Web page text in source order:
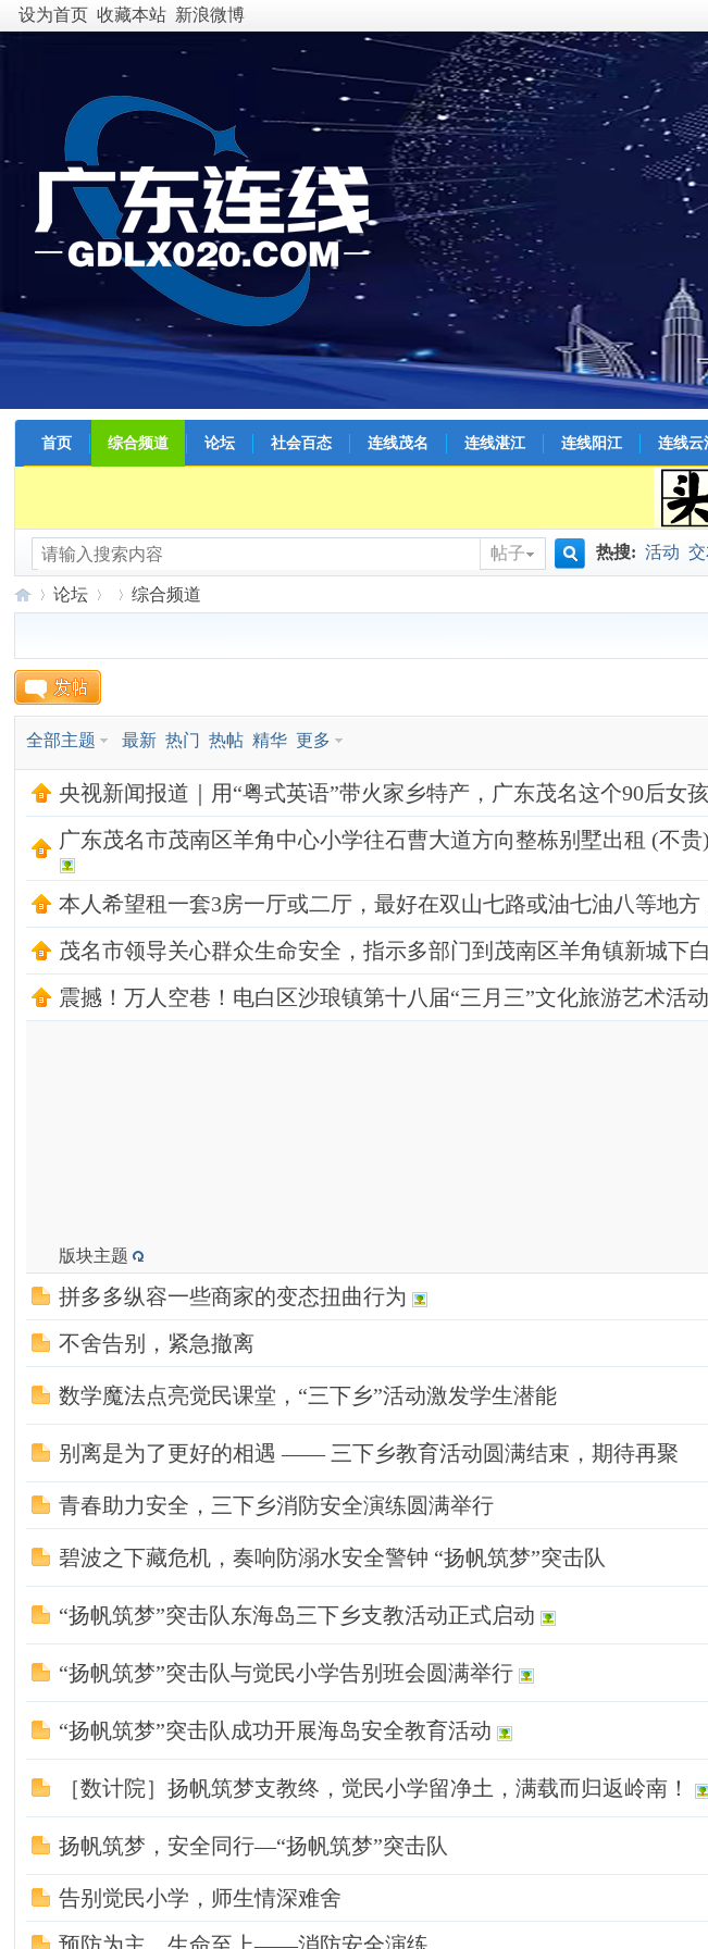
设为首页 收藏本站 新浪微博
首页 综合频道 论坛 社会百态 连线茂名 连线湛江 连线阳江 连线云
帖子
热搜: 活动
广
东
线
论坛
›
综合频道
全部主题 最新 热门 热帖 精华 更多
央视新闻报道｜用“粤式英语”带火家乡特产，广东茂名这个90后女孩
广东茂名市茂南区羊角中心小学往石曹大道方向整栋别墅出租 (不贵
本人希望租一套3房一厅或二厅，最好在双山七路或油七油八等地方
茂名市领导关心群众生命安全，指示多部门到茂南区羊角镇新城下
震撼！万人空巷！电白区沙琅镇第十八届“三月三”文化旅游艺术活
版块主题
拼多多纵容一些商家的变态扭曲行为
不舍告别，紧急撤离
数学魔法点亮觉民课堂，“三下乡”活动激发学生潜能
别离是为了更好的相遇 —— 三下乡教育活动圆满结束，期待再聚
青春助力安全，三下乡消防安全演练圆满举行
碧波之下藏危机，奏响防溺水安全警钟 “扬帆筑梦”突击队
“扬帆筑梦”突击队东海岛三下乡支教活动正式启动
“扬帆筑梦”突击队与觉民小学告别班会圆满举行
“扬帆筑梦”突击队成功开展海岛安全教育活动
［数计院］扬帆筑梦支教终，觉民小学留净土，满载而归返岭南！
扬帆筑梦，安全同行—“扬帆筑梦”突击队
告别觉民小学，师生情深难舍